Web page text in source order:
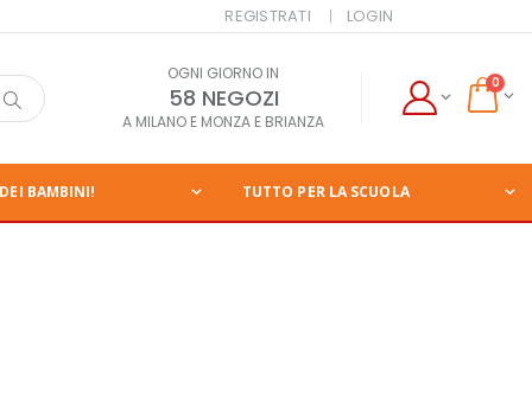
REGISTRATI LOGIN
OGNI GIORNO IN
58 NEGOZI
A MILANO E MONZA E BRIANZA
0
BAMBINI! TUTTO PER LA SCUOLA